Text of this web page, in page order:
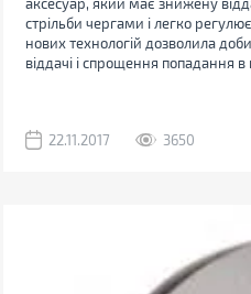
стрільби чергами і легко
нових технологій дозволила
віддачі і спрощення попадання в
22.11.2017 3650